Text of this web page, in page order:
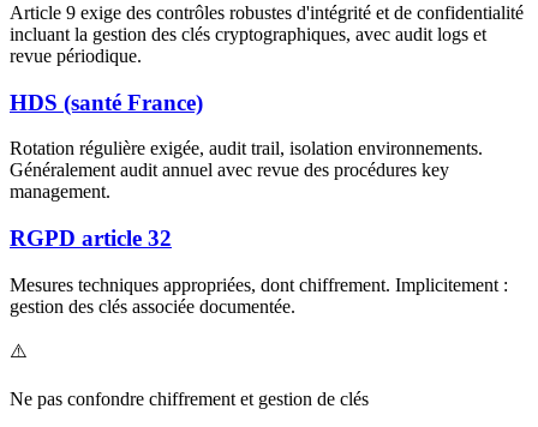
Article 9 exige des contrôles robustes d'intégrité et de confidentialité
incluant la gestion des clés cryptographiques, avec audit logs et
revue périodique.
HDS (santé France)
Rotation régulière exigée, audit trail, isolation environnements.
Généralement audit annuel avec revue des procédures key
management.
RGPD article 32
Mesures techniques appropriées, dont chiffrement. Implicitement :
gestion des clés associée documentée.
⚠️
Ne pas confondre chiffrement et gestion de clés